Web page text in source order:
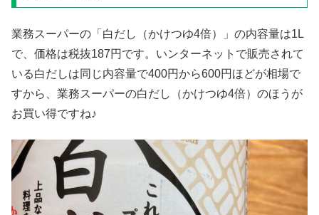
業務スーパーの「白だし（かけつゆ4倍）」の内容量は1L
で、価格は税抜187円です。いンターネットで販売されて
いる白だしは同じ内容量で400円から600円ほどが相場で
すから、業務スーパーの白だし（かけつゆ4倍）のほうが
お買い得ですね♪